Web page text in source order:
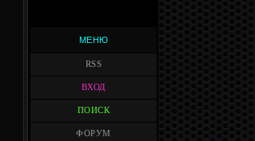
МЕНЮ
RSS
ВХОД
ПОИСК
ФОРУМ